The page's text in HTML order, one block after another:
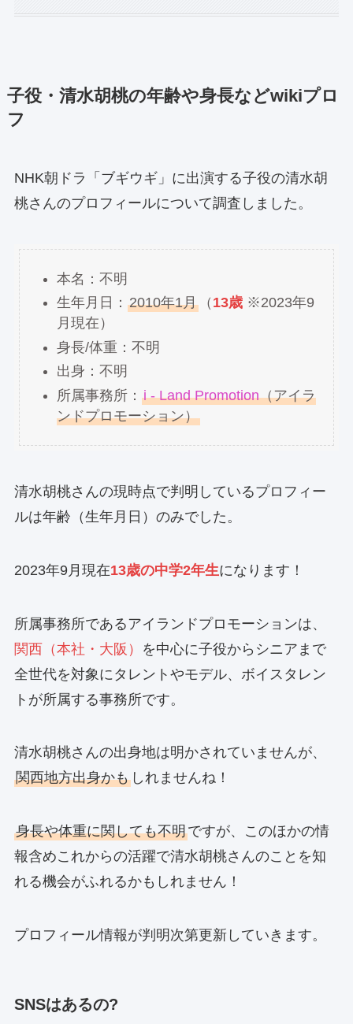
子役・清水胡桃の年齢や身長などwikiプロ
フ
NHK朝ドラ「ブギウギ」に出演する子役の清水胡
桃さんのプロフィールについて調査しました。
本名：不明
生年月日： 2010年1月（ 13歳※2023年9
月現在）
身長/体重：不明
出身：不明
所属事務所： i - Land Promotion（アイラ
ンドプロモーション）
清水胡桃さんの現時点で判明しているプロフィー
ルは年齢（生年月日）のみでした。
2023年9月現在13歳の中学2年生になります！
所属事務所であるアイランドプロモーションは、
関西（本社・大阪）
を中心に子役からシニアまで
全世代を対象にタレントやモデル、ボイスタレン
トが所属する事務所です。
清水胡桃さんの出身地は明かされていませんが、
関西地方出身かもしれませんね！
身長や体重に関しても不明ですが、このほかの情
報含めこれからの活躍で清水胡桃さんのことを知
れる機会がふれるかもしれません！
プロフィール情報が判明次第更新していきます。
SNSはあるの?